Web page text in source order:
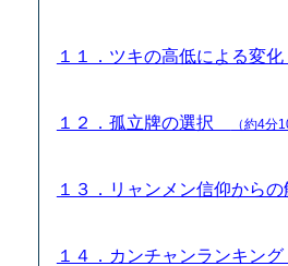
１１．ツキの高低による変
１２．孤立牌の選択 （約4分
１３．リャンメン信仰から
１４．カンチャンランキン